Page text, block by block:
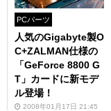
PCパーツ
人気のGigabyte製O
C+ZALMAN仕様の
「GeForce 8800 G
T」カードに新モデ
ル登場！
2008年01月17日 21:45